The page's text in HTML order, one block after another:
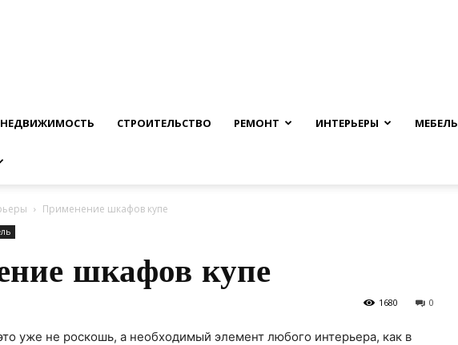
НЕДВИЖИМОСТЬ СТРОИТЕЛЬСТВО РЕМОНТ ИНТЕРЬЕРЫ МЕБЕЛЬ
Применение шкафов купе
шкафов купе
0
1680
уже не роскошь, а необходимый элемент любого интерьера, как в